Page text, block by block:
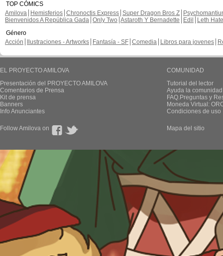
TOP CÓMICS
Amilova
Hemisferios Chronoctis Express Super Dragon Bros Z
Bienvenidos A República Gada Only Two Astaroth Y Bernadette Edil
Leth Hate
Género
Acción
Ilustraciones - Artworks Fantasía - SF Comedia Libros para jovenes
EL PROYECTO AMILOVA
Presentación del PROYECTO AMILOVA
Comentarios de Prensa
Kit de prensa
Banners
Info Anunciantes
COMUNIDAD
Tutorial del lector
Ayuda la
FAQ.Preguntas y
Moneda Virtual:
Condiciones de uso
Follow Amilova on Mapa del sitio